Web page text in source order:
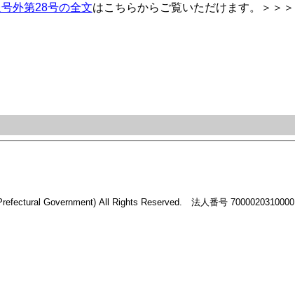
外第28号の全文はこちらからご覧いただけます。＞＞＞
Government) All Rights Reserved. 法人番号 7000020310000